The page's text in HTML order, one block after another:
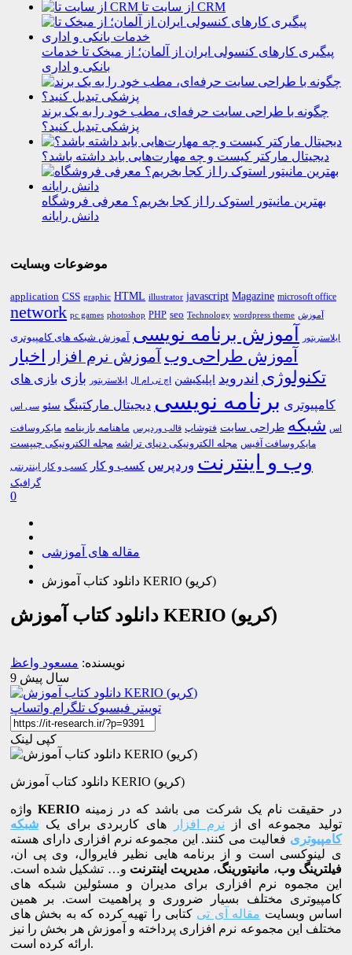
از سایت تا CRM
پیگیری کارهای کنسولی ایران از آلمان؛ از میخک تا خدمات
بانکی و اداری
چگونه با طراحی سایت حرفه‌ای، مطب خود را به یک برند
پزشکی تبدیل کنید؟
دیجیتال مارکتر کیست و چه مهارت‌هایی باید داشته باشد؟
بهترین مانیتور استوک را از کجا بخریم؟ معرفی فروشگاه
دانش رایانه
موضوعات وبسایت
application CSS graphic HTML illustrator javascript Magazine microsoft office
network pc games photoshop PHP seo Technology wordpress theme آموزش
ایلاستریتور آموزش برنامه نویسی آموزش شبکه های کامپیوتری
آموزش طراحی وب آموزش نرم افزار اخبار
تکنولوژی اندروید اپلیکیشن اچ تی ام ال ایلاستریتور بازی بازی های
کامپیوتری برنامه نویسی دیجیتال مارکتینگ سئو سی اس
اس شبکه طراحی سایت فتوشاپ قالب وردپرس ماهنامه بازینامه مایکروسافت
مایکروسافت آفیس مجله الکترونیکی دنیای تراشه مجله الکترونیکی چیپست
وب و اینترنت وردپرس کسب و کار کسب و کار اینترنتی
گرافیک
0
مقاله های آموزشی
دانلود کتاب آموزش KERIO (کریو)
دانلود کتاب آموزش KERIO (کریو)
نویسنده: مسعود واعظ
9 سال پیش
توییتر فیسبوک تلگرام واتساپ
کپی لینک
دانلود کتاب آموزش KERIO (کریو)
KERIOدر حقیقت نام یک شرکت می باشد که در زمینه
تولید مجموعه ای از نرم افزار های کاربردی برای یک شبکه
کامپیوتری فعالیت می کنند. این مجموعه نرم افزاری دارای هسته
ی لینوکسی است و از برنامه هایی نظیر فایروال، وی پی ان،
فیلترینگ وب، مانیتورینگ، مدیریت اینترنت و… تشکیل شده است.
این مجموه نرم افزاری برای مدیران و مسئولین شبکه های
کامپیوتری مختلف بسیار ضروری و پراهمیت است. بر همین
اساس وبسایت مقاله آی تی کتابی را تهیه کرده که به بخش های
مختلف این مجموعه نرم افزاری پرداخته و آموزش هر بخش را نیز
ارائه کرده است.